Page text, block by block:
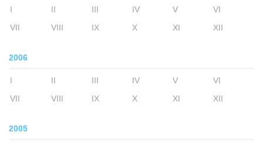
I II III IV V
VI
VII
VIII IX X XI XII
2006
I II III IV V
VI
VII
VIII IX X XI XII
2005